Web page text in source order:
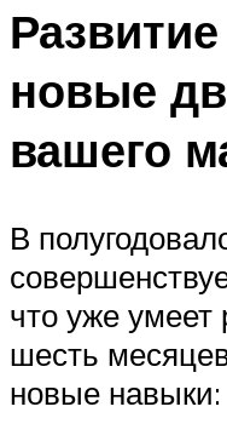
новые
вашего
В
что уже умеет
шесть
новые навыки: